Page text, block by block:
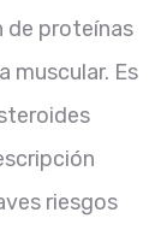
de proteínas
muscular. Es
riesgos